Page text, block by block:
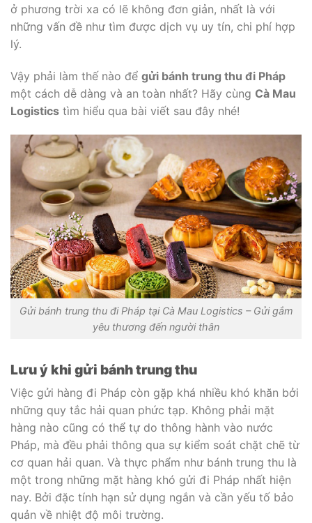
ở phương trời xa có lẽ không đơn giản, nhất là với
những vấn đề như tìm được dịch vụ uy tín, chi phí hợp
lý.
Vậy phải làm thế nào để gửi bánh trung thu đi Pháp
một cách dễ dàng và an toàn nhất? Hãy cùng Cà Mau
Logistics tìm hiểu qua bài viết sau đây nhé!
Gửi bánh trung thu đi Pháp tại Cà Mau Logistics – Gửi gắm
yêu thương đến người thân
Lưu ý khi gửi bánh trung thu
Việc gửi hàng đi Pháp còn gặp khá nhiều khó khăn bởi
những quy tắc hải quan phức tạp. Không phải mặt
hàng nào cũng có thể tự do thông hành vào nước
Pháp, mà đều phải thông qua sự kiểm soát chặt chẽ từ
cơ quan hải quan. Và thực phẩm như bánh trung thu là
một trong những mặt hàng khó gửi đi Pháp nhất hiện
nay. Bởi đặc tính hạn sử dụng ngắn và cần yếu tố bảo
quản về nhiệt độ môi trường.